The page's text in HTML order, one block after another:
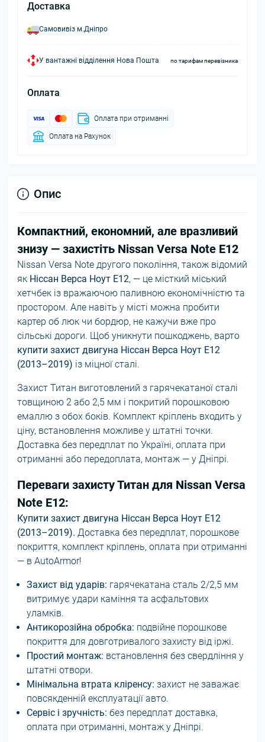
Доставка
Самовивіз м.Дніпро
У вантажні відділення Нова Пошта по тарифам перевізника
Оплата
Оплата при отриманні
Оплата на Рахунок
Опис
Компактний, економний, але вразливий
знизу — захистіть Nissan Versa Note E12
Nissan Versa Note другого покоління, також відомий
як Ніссан Верса Ноут E12, — це місткий міський
хетчбек із вражаючою паливною економічністю та
простором. Але навіть у місті можна пробити
картер об люк чи бордюр, не кажучи вже про
сільські дороги. Щоб уникнути пошкоджень, варто
купити захист двигуна Ніссан Верса Ноут E12
(2013–2019) із міцної сталі.
Захист Титан виготовлений з гарячекатаної сталі
товщиною 2 або 2,5 мм і покритий порошковою
емаллю з обох боків. Комплект кріплень входить у
ціну, встановлення можливе у штатні точки.
Доставка без передплат по Україні, оплата при
отриманні або передоплата, монтаж — у Дніпрі.
Переваги захисту Титан для Nissan Versa
Note E12:
Купити захист двигуна Ніссан Верса Ноут E12
(2013–2019). Доставка без передплат, порошкове
покриття, комплект кріплень, оплата при отриманні
— в AutoArmor!
Захист від ударів: гарячекатана сталь 2/2,5 мм
витримує удари каміння та асфальтових
уламків.
Антикорозійна обробка: подвійне порошкове
покриття для довготривалого захисту від іржі.
Простий монтаж: встановлення без свердління у
штатні отвори.
Мінімальна втрата кліренсу: захист не заважає
повсякденній експлуатації авто.
Сервіс і зручність: без передплат доставка,
оплата при отриманні, монтаж у Дніпрі.